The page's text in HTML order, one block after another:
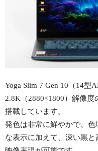
Yoga Slim 7 Gen 10（14型
2.8K（2880×1800）解像
搭載しています。
発色は非常に鮮やかで、色
な表示に加えて、深い黒